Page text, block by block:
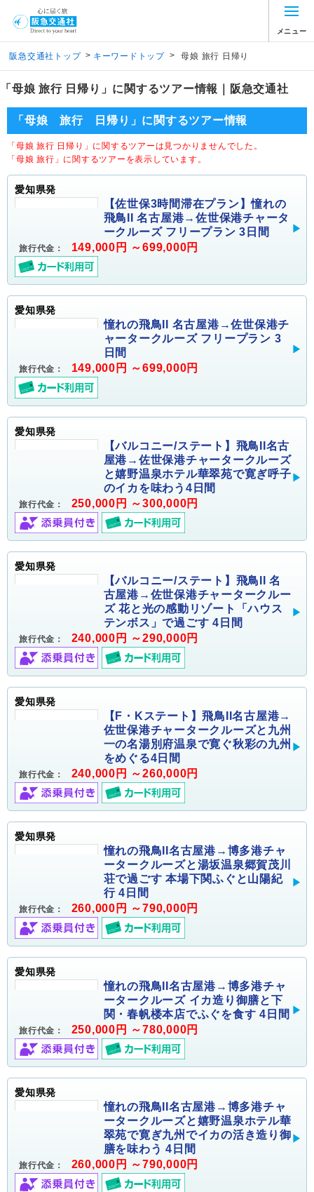
メニュー
阪急交通社トップ > キーワードトップ > 母娘 旅行 日帰り
「母娘 旅行 日帰り」に関するツアー情報｜阪急交通社
「母娘 旅行 日帰り」に関するツアー情報
「母娘 旅行 日帰り」に関するツアーは見つかりませんでした。
「母娘 旅行」に関するツアーを表示しています。
愛知県発
【佐世保3時間滞在プラン】憧れの
飛鳥II 名古屋港→佐世保港チャータ
ークルーズ フリープラン 3日間
旅行代金： 149,000円 ～699,000円
愛知県発
憧れの飛鳥II 名古屋港→佐世保港チ
ャータークルーズ フリープラン 3
日間
旅行代金： 149,000円 ～699,000円
愛知県発
【バルコニー/ステート】飛鳥II名古
屋港→佐世保港チャータークルーズ
と嬉野温泉ホテル華翠苑で寛ぎ呼子
のイカを味わう4日間
旅行代金： 250,000円 ～300,000円
愛知県発
【バルコニー/ステート】飛鳥II 名
古屋港→佐世保港チャータークルー
ズ 花と光の感動リゾート「ハウス
テンボス」で過ごす 4日間
旅行代金： 240,000円 ～290,000円
愛知県発
【F・Kステート】飛鳥II名古屋港→
佐世保港チャータークルーズと九州
一の名湯別府温泉で寛ぐ秋彩の九州
をめぐる4日間
旅行代金： 240,000円 ～260,000円
愛知県発
憧れの飛鳥II名古屋港→博多港チャ
ータークルーズと湯坂温泉郷賀茂川
荘で過ごす 本場下関ふぐと山陽紀
行 4日間
旅行代金： 260,000円 ～790,000円
愛知県発
憧れの飛鳥II名古屋港→博多港チャ
ータークルーズ イカ造り御膳と下
関・春帆楼本店でふぐを食す 4日間
旅行代金： 250,000円 ～780,000円
愛知県発
憧れの飛鳥II名古屋港→博多港チャ
ータークルーズと嬉野温泉ホテル華
翠苑で寛ぎ九州でイカの活き造り御
膳を味わう 4日間
旅行代金： 260,000円 ～790,000円